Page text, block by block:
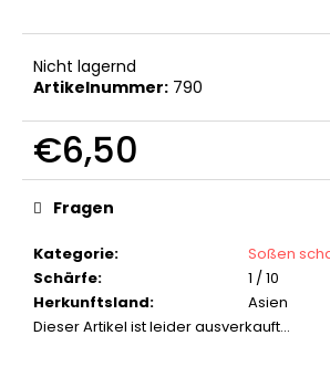
Nicht lagernd
Artikelnummer: 790
€6,50
Verkaufspreis:
Kategorie:
Soßen
Schärfe:
1 / 10
Herkunftsland:
Asien
Dieser Artikel ist leider ausverkauft…
Fragen
SAURE
BONBONS
EXTRA
150G
€2,90
Ursprünglich: